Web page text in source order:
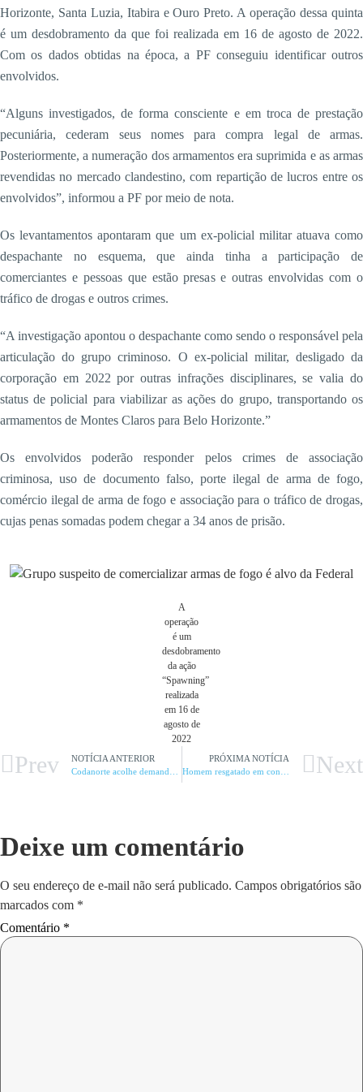
Horizonte, Santa Luzia, Itabira e Ouro Preto. A operação dessa quinta
é um desdobramento da que foi realizada em 16 de agosto de 2022.
Com os dados obtidas na época, a PF conseguiu identificar outros
envolvidos.
“Alguns investigados, de forma consciente e em troca de prestação
pecuniária, cederam seus nomes para compra legal de armas.
Posteriormente, a numeração dos armamentos era suprimida e as armas
revendidas no mercado clandestino, com repartição de lucros entre os
envolvidos”, informou a PF por meio de nota.
Os levantamentos apontaram que um ex-policial militar atuava como
despachante no esquema, que ainda tinha a participação de
comerciantes e pessoas que estão presas e outras envolvidas com o
tráfico de drogas e outros crimes.
“A investigação apontou o despachante como sendo o responsável pela
articulação do grupo criminoso. O ex-policial militar, desligado da
corporação em 2022 por outras infrações disciplinares, se valia do
status de policial para viabilizar as ações do grupo, transportando os
armamentos de Montes Claros para Belo Horizonte.”
Os envolvidos poderão responder pelos crimes de associação
criminosa, uso de documento falso, porte ilegal de arma de fogo,
comércio ilegal de arma de fogo e associação para o tráfico de drogas,
cujas penas somadas podem chegar a 34 anos de prisão.
A
operação
é um
desdobramento
da ação
“Spawning”
realizada
em 16 de
agosto de
2022
Prev
NOTÍCIA ANTERIOR
PRÓXIMA NOTÍCIA
Next
Deixe um comentário
O seu endereço de e-mail não será publicado. Campos obrigatórios são
marcados com *
Comentário *